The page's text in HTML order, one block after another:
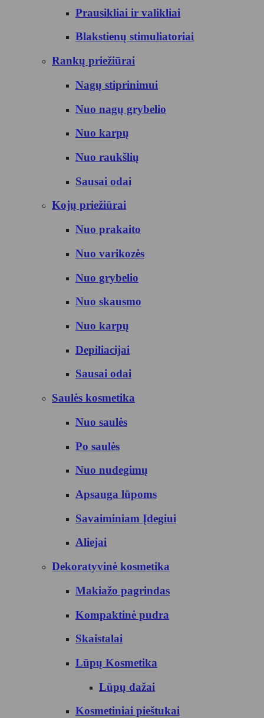
Prausikliai ir valikliai
Blakstienų stimuliatoriai
Rankų priežiūrai
Nagų stiprinimui
Nuo nagų grybelio
Nuo karpų
Nuo raukšlių
Sausai odai
Kojų priežiūrai
Nuo prakaito
Nuo varikozės
Nuo grybelio
Nuo skausmo
Nuo karpų
Depiliacijai
Sausai odai
Saulės kosmetika
Nuo saulės
Po saulės
Nuo nudegimų
Apsauga lūpoms
Savaiminiam Įdegiui
Aliejai
Dekoratyvinė kosmetika
Makiažo pagrindas
Kompaktinė pudra
Skaistalai
Lūpų Kosmetika
Lūpų dažai
Kosmetiniai pieštukai